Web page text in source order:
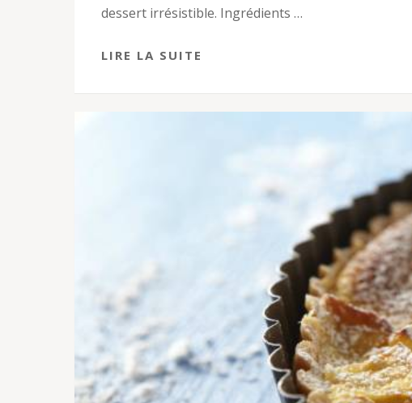
dessert irrésistible. Ingrédients …
LIRE LA SUITE